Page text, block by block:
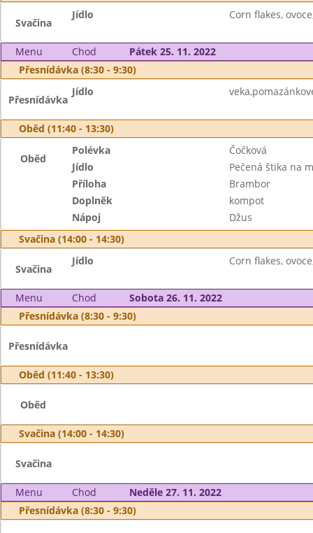
Svačina
Jídlo Corn flakes,
Menu Chod
Pátek 25. 11. 2022
Přesnídávka (8:30 - 9:30)
Přesnídávka
Jídlo
Oběd (11:40 - 13:30)
Oběd
Polévka
Čočková
Jídlo
Pečená štika na
Příloha
Brambor
Doplněk
kompot
Nápoj
Džus
Svačina (14:00 - 14:30)
Svačina
Jídlo Corn flakes,
Menu Chod
Sobota 26. 11. 2022
Přesnídávka (8:30 - 9:30)
Přesnídávka
Oběd (11:40 - 13:30)
Oběd
Svačina (14:00 - 14:30)
Svačina
Menu Chod
Neděle 27. 11. 2022
Přesnídávka (8:30 - 9:30)